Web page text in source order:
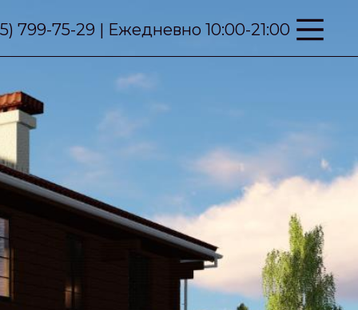
799-75-29 | Ежедневно 10:00-21:00